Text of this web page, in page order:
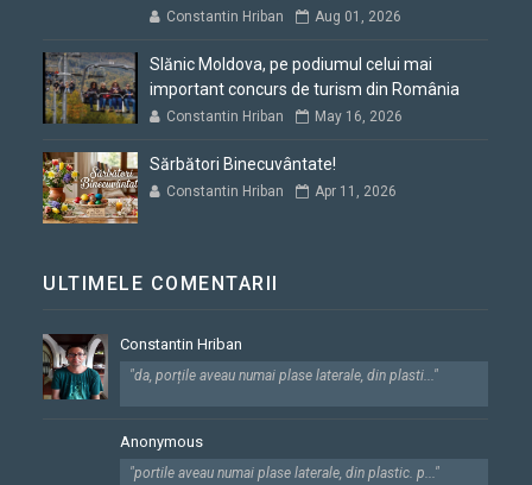
Constantin Hriban Aug 01, 2026
Slănic Moldova, pe podiumul celui mai
important concurs de turism din România
Constantin Hriban May 16, 2026
Sărbători Binecuvântate!
Constantin Hriban Apr 11, 2026
ULTIMELE COMENTARII
Constantin Hriban
"da, porțile aveau numai plase laterale, din plasti..."
Anonymous
"portile aveau numai plase laterale, din plastic. p..."